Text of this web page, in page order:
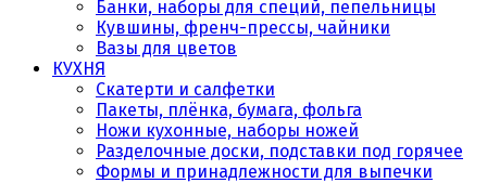
Банки, наборы для специй, пепельницы
Кувшины, френч-прессы, чайники
Вазы для цветов
КУХНЯ
Скатерти и салфетки
Пакеты, плёнка, бумага, фольга
Ножи кухонные, наборы ножей
Разделочные доски, подставки под горячее
Формы и принадлежности для выпечки